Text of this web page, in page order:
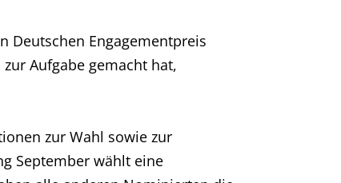
Deutschen Engagementpreis
Aufgabe gemacht hat,
zur Wahl sowie zur
September wählt eine